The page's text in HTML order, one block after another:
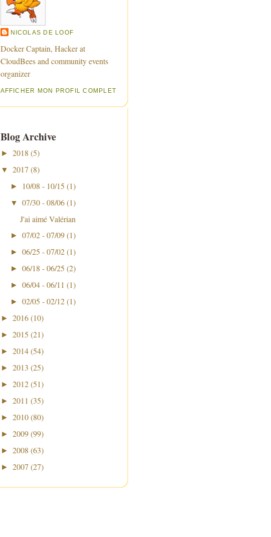
NICOLAS DE LOOF
Docker Captain, Hacker at
CloudBees and community events
organizer
AFFICHER MON PROFIL COMPLET
Blog Archive
► 2018 (5)
▼ 2017 (8)
► 10/08 - 10/15 (1)
▼ 07/30 - 08/06 (1)
J'ai aimé Valérian
► 07/02 - 07/09 (1)
► 06/25 - 07/02 (1)
► 06/18 - 06/25 (2)
► 06/04 - 06/11 (1)
► 02/05 - 02/12 (1)
► 2016 (10)
► 2015 (21)
► 2014 (54)
► 2013 (25)
► 2012 (51)
► 2011 (35)
► 2010 (80)
► 2009 (99)
► 2008 (63)
► 2007 (27)